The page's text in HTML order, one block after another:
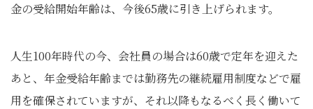
金の受給開始年齢は、今後65歳に引き上げられます。
人生100年時代の今、会社員の場合は60歳で定年を迎えた
あと、年金受給年齢までは勤務先の継続雇用制度などで雇
用を確保されていますが、それ以降もなるべく長く働いて